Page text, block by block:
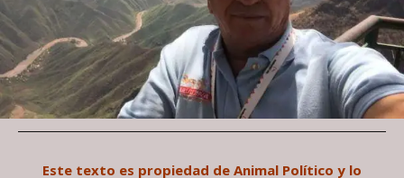
Este texto es propiedad de Animal Político y lo